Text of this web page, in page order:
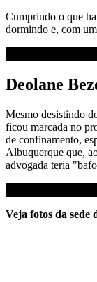
Cumprindo o que
dormindo e, com
Deolane
Mesmo desistindo
ficou marcada no
de confinamento,
Albuquerque que,
advogada teria
Veja fotos da sede